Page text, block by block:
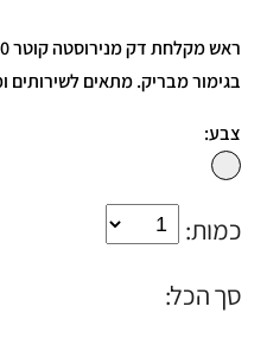
בגימור מבריק. מתאים לשירותים
צבע:
כמות:
סך הכל: